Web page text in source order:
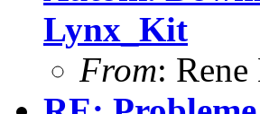
Lynx_Kit
From: